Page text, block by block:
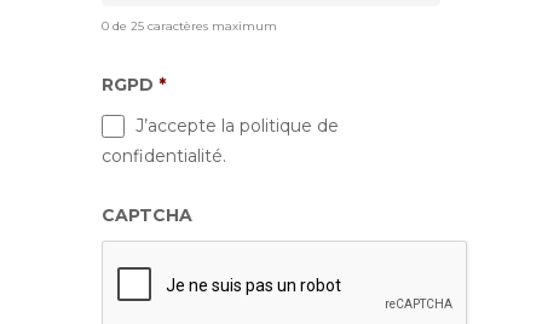
0 de 25 caractères maximum
RGPD *
J’accepte la politique de
confidentialité.
CAPTCHA